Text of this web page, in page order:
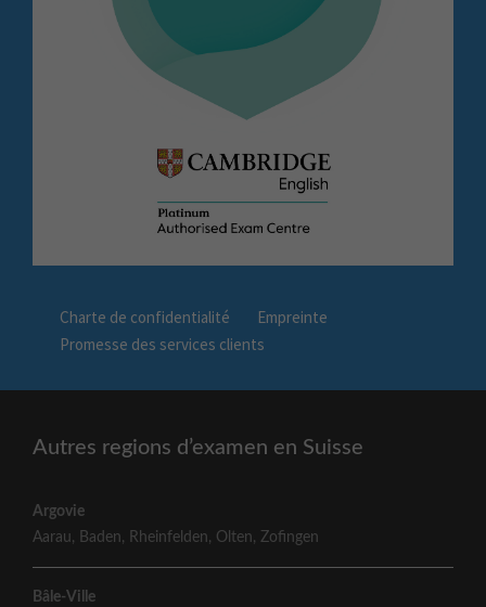
Charte de confidentialité
Empreinte
Promesse des services clients
Autres regions d’examen en Suisse
Argovie
Aarau, Baden, Rheinfelden, Olten,Zofingen
Bâle-Ville